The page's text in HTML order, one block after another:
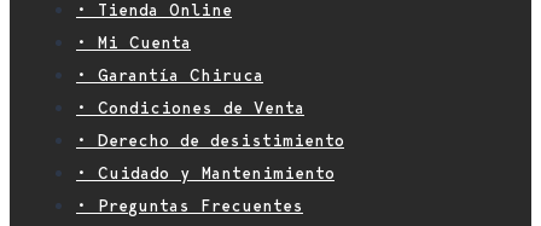
• Tienda Online
• Mi Cuenta
• Garantía Chiruca
• Condiciones de Venta
• Derecho de desistimiento
• Cuidado y Mantenimiento
• Preguntas Frecuentes